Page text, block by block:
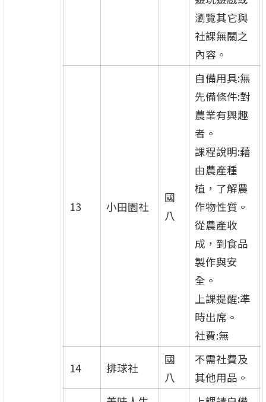
瀏覽其它與
社課無關之
內容。
13 小田園社
國
八
自備用具:無
先備條件:對
農業有興趣
者。
課程說明:藉
由農產種
植，了解農
作物性質。
從農產收
成，到食品
製作與安
全。
上課提醒:準
時出席。
社費:無
14 排球社
國
八
不需社費及
其他用品。